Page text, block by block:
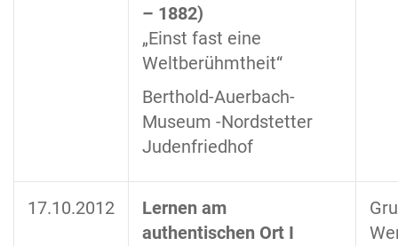
– 1882)
„Einst fast eine
Weltberühmtheit“
Berthold-Auerbach-
Museum -Nordstetter
Judenfriedhof
17.10.2012
Lernen am
authentischen Ort I